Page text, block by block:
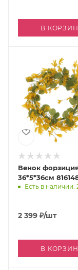
В
Венок
36*5*36см
Есть в наличии:
2 399 ₽/шт
В